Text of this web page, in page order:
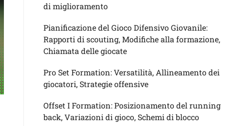
di miglioramento
Pianificazione del Gioco Difensivo Giovanile:
Rapporti di scouting, Modifiche alla formazione,
Chiamata delle giocate
Pro Set Formation: Versatilità, Allineamento dei
giocatori, Strategie offensive
Offset I Formation: Posizionamento del running
back, Variazioni di gioco, Schemi di blocco